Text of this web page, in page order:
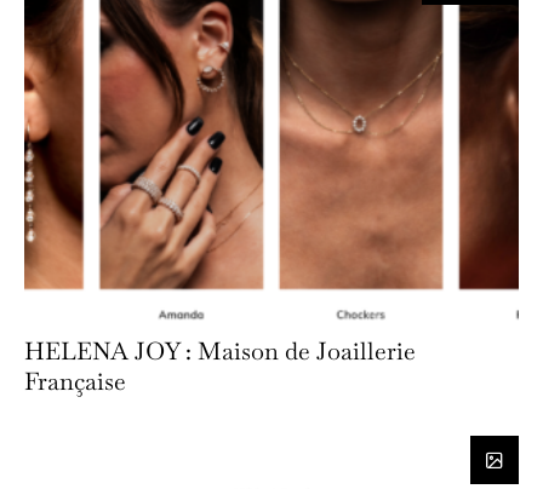
HELENA JOY : Maison de Joaillerie
Française